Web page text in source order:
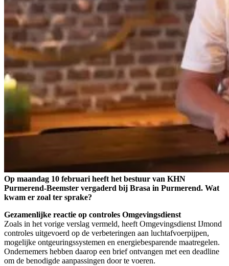
Op maandag 10 februari heeft het bestuur van KHN
Purmerend-Beemster vergaderd bij Brasa in Purmerend. Wat
kwam er zoal ter sprake?
Gezamenlijke reactie op controles Omgevingsdienst
Zoals in het vorige verslag vermeld, heeft Omgevingsdienst IJmond
controles uitgevoerd op de verbeteringen aan luchtafvoerpijpen,
mogelijke ontgeuringssystemen en energiebesparende maatregelen.
Ondernemers hebben daarop een brief ontvangen met een deadline
om de benodigde aanpassingen door te voeren.